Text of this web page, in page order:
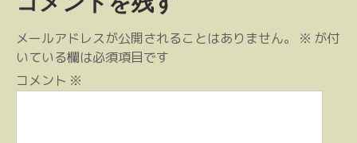
ビ
ゲ
ー
シ
メールアドレスが公開されることはありません。 ※ が付
いている欄は必須項目です
コメント ※